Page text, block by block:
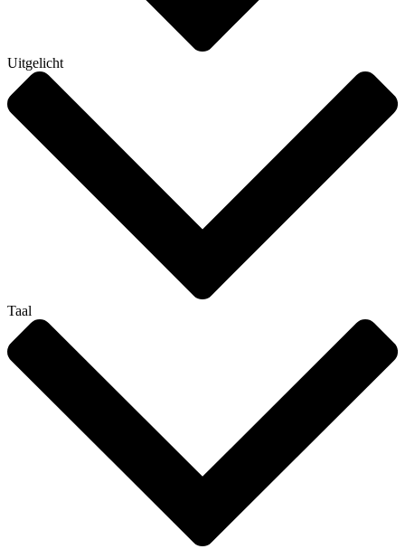
Uitgelicht
Taal